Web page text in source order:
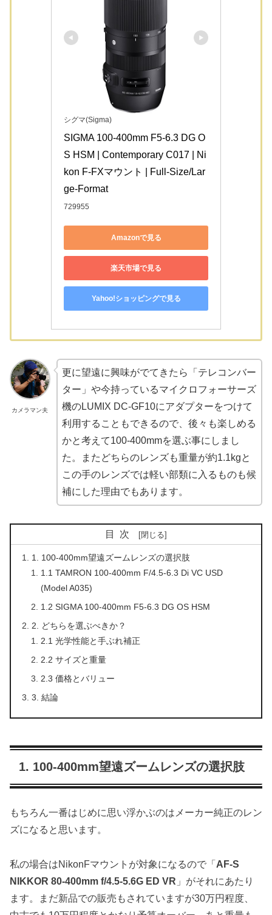
シグマ(Sigma)
SIGMA 100-400mm F5-6.3 DG O
S HSM | Contemporary C017 | Ni
kon F-FXマウント | Full-Size/Lar
ge-Format
729955
Amazonで見る
楽天市場で見る
Yahoo!ショッピングで見る
カメラマン夫
更に望遠に興味がでてきたら「テレコンバー
ター」や今持っているマイクロフォーサーズ
機のLUMIX DC-GF10にアダプターをつけて
利用することもできるので、後々も楽しめる
かと考えて100-400mmを選ぶ事にしまし
た。またどちらのレンズも重量が約1.1kgと
この手のレンズでは軽い部類に入るものも候
補にした理由でもあります。
目次
1. 100-400mm望遠ズームレンズの選択肢
1.1 TAMRON 100-400mm F/4.5-6.3 Di VC USD
(Model A035)
1.2 SIGMA 100-400mm F5-6.3 DG OS HSM
2. どちらを選ぶべきか？
2.1 光学性能と手ぶれ補正
2.2 サイズと重量
2.3 価格とバリュー
3. 結論
1. 100-400mm望遠ズームレンズの選択肢
もちろん一番はじめに思い浮かぶのはメーカー純正のレン
ズになると思います。
私の場合はNikonFマウントが対象になるので「 AF-S
NIKKOR 80-400mm f/4.5-5.6G ED VR 」がそれにあたり
ます。まだ新品での販売もされていますが30万円程度、